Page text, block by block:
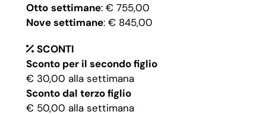
Otto settimane: € 755,00
Nove settimane: € 845,00
SCONTI
Sconto per il secondo figlio
€ 30,00 alla settimana
Sconto dal terzo figlio
€ 50,00 alla settimana